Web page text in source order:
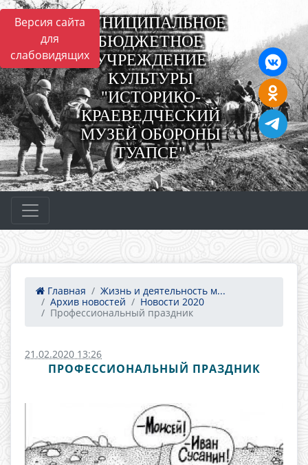
Версия сайта
для
слабовидящих
МУНИЦИПАЛЬНОЕ
БЮДЖЕТНОЕ
УЧРЕЖДЕНИЕ
КУЛЬТУРЫ
"ИСТОРИКО-
КРАЕВЕДЧЕСКИЙ
МУЗЕЙ ОБОРОНЫ
ТУАПСЕ"
Главная
Жизнь и деятельность м...
Архив новостей
Новости 2020
Профессиональный праздник
21.02.2020 13:26
ПРОФЕССИОНАЛЬНЫЙ ПРАЗДНИК